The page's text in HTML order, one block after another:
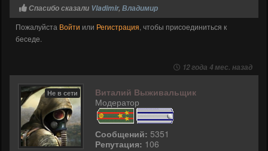
Спасибо сказали Vladimir, Владимир
Пожалуйста Войти или Регистрация, чтобы присоединиться к
беседе.
12 года 4 мес. назад
Не в сети
Виталий Выживальщик
Модератор
Сообщений: 5351
Репутация: 106